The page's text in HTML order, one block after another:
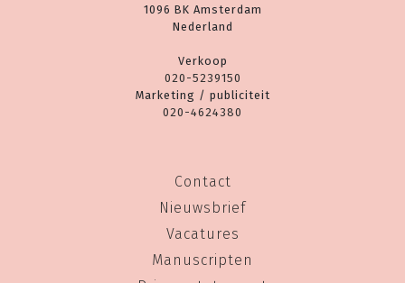
1096 BK Amsterdam
Nederland
Verkoop
020-5239150
Marketing / publiciteit
020-4624380
Contact
Nieuwsbrief
Vacatures
Manuscripten